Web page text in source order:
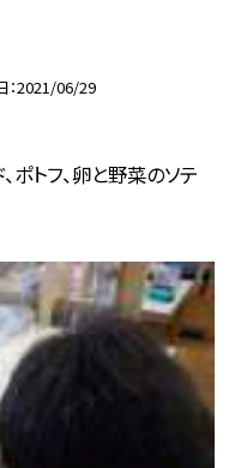
2021/06/29
ポトフ、卵と野菜のソテ